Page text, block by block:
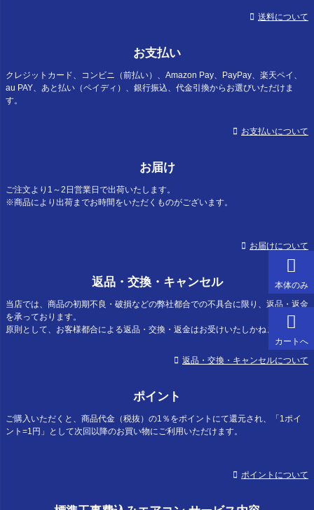
カートへ
本体のみ
送料について
お支払い
クレジットカード、コンビニ（前払い）、Amazon Pay、PayPay、楽天ペイ、
au PAY、あと払い（ペイディ）、銀行振込、代金引換からお選びいただけま
す。
お支払いについて
お届け
ご注文より1～2日営業日で出荷いたします。
※商品により出荷までお時間をいただくものがございます。
お届けについて
返品・交換・キャンセル
当店では、商品の初期不良・破損などの弊社都合での不具合に限り、返品・返金
を承っております。
原則として、お客様都合による返品・交換・返金はお受けいたしかねます。
返品・交換・キャンセルについて
ポイント
ご購入いただくと、商品代金（税抜）の1％をポイントにて還元され、「1ポイ
ント=1円」として次回以降のお買い物にご利用いただけます。
ポイントについて